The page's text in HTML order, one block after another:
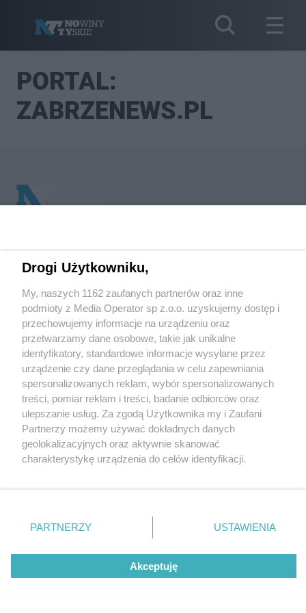
PORTAL:
ZABRZENEWS.PL
Nie zapomnij
zapoznać się z:
polityką prywatności regulamin korzystania z portali
Twojemiasto
Piekary Śląskie
Chorzów
Tarnowskie Góry
Ruda Śląska
Świętochłowice
Tychy
Bytom
Katowice
Gliwice
Skontaktuj sięz nami
Wydawca
Redakcja
Newsletter
Reklama
Drogi Użytkowniku,
My, naszych 1162 zaufanych partnerów oraz inne
podmioty z Media Operator sp z.o.o. uzyskujemy dostęp i
przechowujemy informacje na urządzeniu oraz
przetwarzamy dane osobowe, takie jak unikalne
identyfikatory, standardowe informacje wysyłane przez
urządzenie czy dane przeglądania w celu zapewniania
spersonalizowanych reklam, wybór spersonalizowanych
treści, pomiar reklam i treści, badanie odbiorców oraz
ulepszanie usług. Za zgodą Użytkownika my i Zaufani
Partnerzy możemy używać dokładnych danych
geolokalizacyjnych oraz aktywnie skanować
charakterystykę urządzenia do celów identyfikacji.
zmienić/wycofać klikając przycisk ustawień prywatności
znajdujący się w lewym dolnym rogu strony
rodzaje przetwarzania danych nie wymagają zgody
użytkownika, ale masz prawo sprzeciwić się takiemu
przetwarzaniu. Preferencje będą miały zastosowania tylko
PARTNERZY USTAWIENIA
Akceptuję